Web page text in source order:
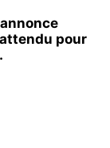
pour